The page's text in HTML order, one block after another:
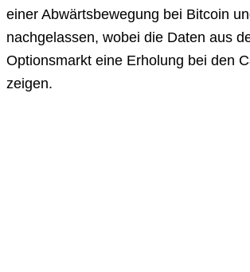
einer Abwärtsbewegung bei Bitcoin
nachgelassen, wobei die Daten aus
Optionsmarkt eine Erholung bei den
zeigen.